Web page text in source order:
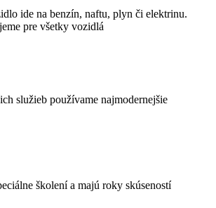
ide na benzín, naftu, plyn či elektrinu.
pre všetky vozidlá
služieb používame najmodernejšie
školení a majú roky skúseností